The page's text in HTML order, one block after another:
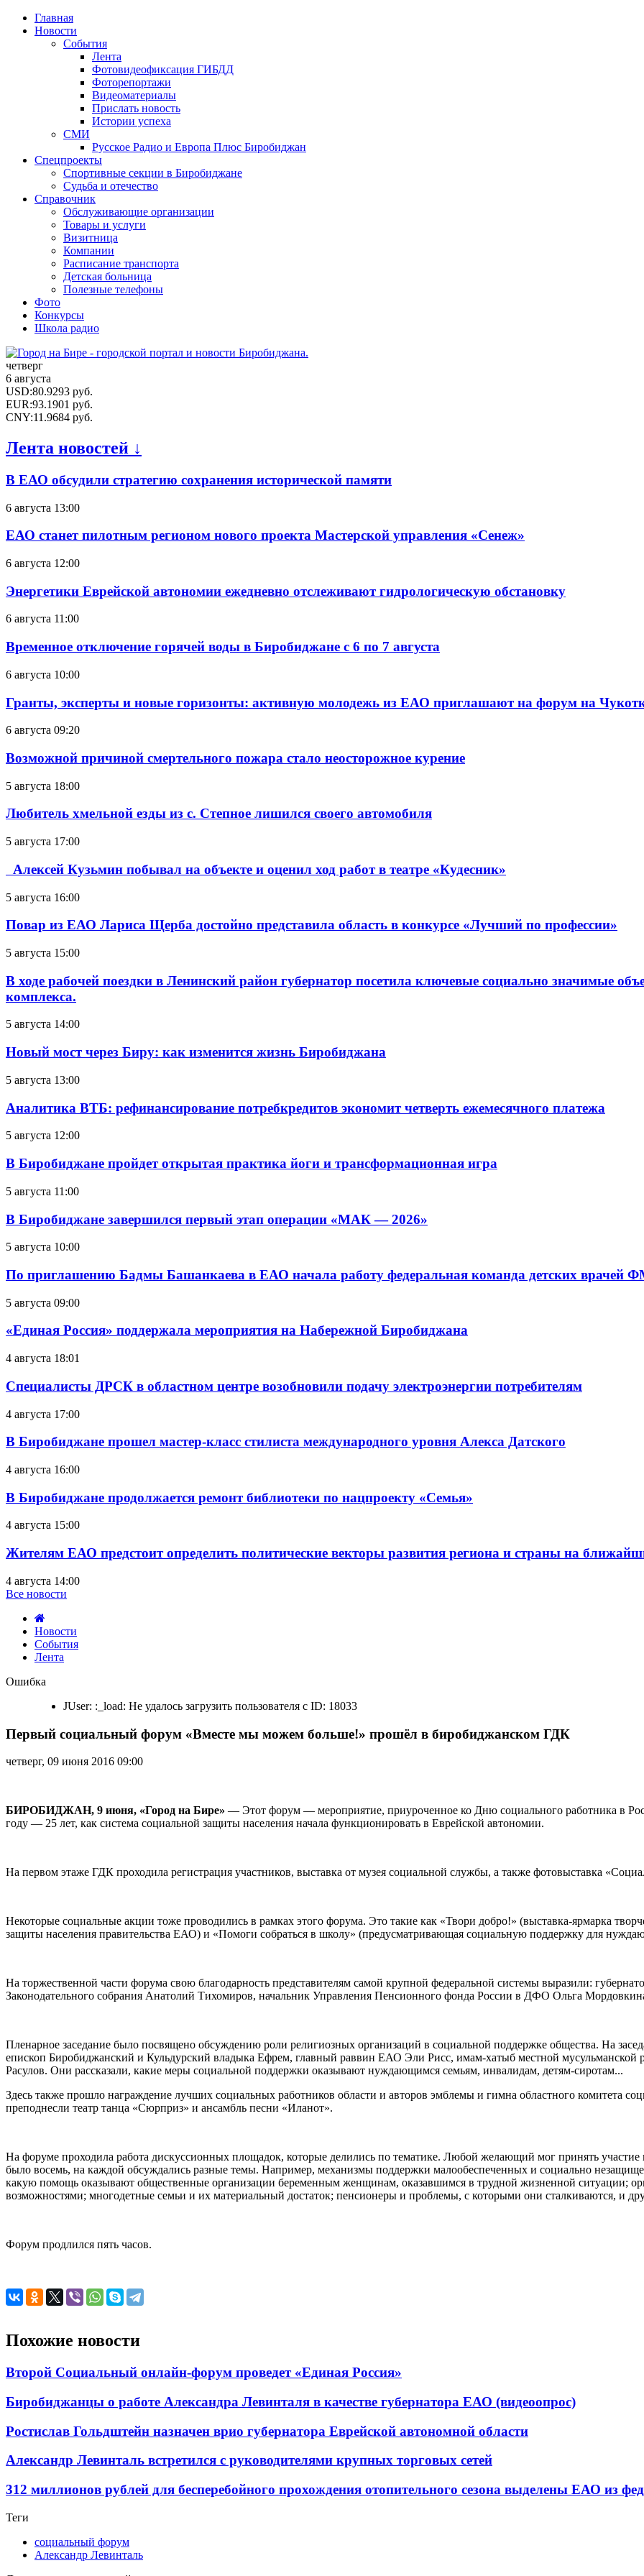
Главная
Новости
События
Лента
Фотовидеофиксация ГИБДД
Фоторепортажи
Видеоматериалы
Прислать новость
Истории успеха
СМИ
Русское Радио и Европа Плюс Биробиджан
Спецпроекты
Спортивные секции в Биробиджане
Судьба и отечество
Справочник
Обслуживающие организации
Товары и услуги
Визитница
Компании
Расписание транспорта
Детская больница
Полезные телефоны
Фото
Конкурсы
Школа радио
четверг
6 августа
USD:80.9293 руб.
EUR:93.1901 руб.
CNY:11.9684 руб.
Лента новостей ↓
В ЕАО обсудили стратегию сохранения исторической памяти
6 августа 13:00
ЕАО станет пилотным регионом нового проекта Мастерской управления «Сенеж»
6 августа 12:00
Энергетики Еврейской автономии ежедневно отслеживают гидрологическую обстановку
6 августа 11:00
Временное отключение горячей воды в Биробиджане с 6 по 7 августа
6 августа 10:00
Гранты, эксперты и новые горизонты: активную молодежь из ЕАО приглашают на форум на
6 августа 09:20
Возможной причиной смертельного пожара стало неосторожное курение
5 августа 18:00
Любитель хмельной езды из с. Степное лишился своего автомобиля
5 августа 17:00
Алексей Кузьмин побывал на объекте и оценил ход работ в театре «Кудесник»
5 августа 16:00
Повар из ЕАО Лариса Щерба достойно представила область в конкурсе «Лучший по профессии»
5 августа 15:00
В ходе рабочей поездки в Ленинский район губернатор посетила ключевые социально значимые
комплекса.
5 августа 14:00
Новый мост через Биру: как изменится жизнь Биробиджана
5 августа 13:00
Аналитика ВТБ: рефинансирование потребкредитов экономит четверть ежемесячного платежа
5 августа 12:00
В Биробиджане пройдет открытая практика йоги и трансформационная игра
5 августа 11:00
В Биробиджане завершился первый этап операции «МАК — 2026»
5 августа 10:00
По приглашению Бадмы Башанкаева в ЕАО начала работу федеральная команда детских врачей
5 августа 09:00
«Единая Россия» поддержала мероприятия на Набережной Биробиджана
4 августа 18:01
Специалисты ДРСК в областном центре возобновили подачу электроэнергии потребителям
4 августа 17:00
В Биробиджане прошел мастер-класс стилиста международного уровня Алекса Датского
4 августа 16:00
В Биробиджане продолжается ремонт библиотеки по нацпроекту «Семья»
4 августа 15:00
Жителям ЕАО предстоит определить политические векторы развития региона и страны на
4 августа 14:00
Все новости
Новости
События
Лента
социальный
«Вместе
можем
прошёл
Ошибка
JUser: :_load: Не удалось загрузить пользователя с ID: 18033
Первый социальный форум «Вместе мы можем больше!» прошёл в биробиджанском ГДК
четверг, 09 июня 2016 09:00
БИРОБИДЖАН, 9 июня, «Город на Бире» — Этот форум — мероприятие, приуроченное ко Дню социального работника в
году — 25 лет, как система социальной защиты населения начала функционировать в Еврейской автономии.
На первом этаже ГДК проходила регистрация участников, выставка от музея социальной службы, а также фотовыставка
Некоторые социальные акции тоже проводились в рамках этого форума. Это такие как «Твори добро!» (выставка-ярмарка
защиты населения правительства ЕАО) и «Помоги собраться в школу» (предусматривающая социальную поддержку для
На торжественной части форума свою благодарность представителям самой крупной федеральной системы выразили:
Законодательного собрания Анатолий Тихомиров, начальник Управления Пенсионного фонда России в ДФО Ольга
Пленарное заседание было посвящено обсуждению роли религиозных организаций в социальной поддержке общества. На
епископ Биробиджанский и Кульдурский владыка Ефрем, главный раввин ЕАО Эли Рисс, имам-хатыб местной мусульманской
Расулов. Они рассказали, какие меры социальной поддержки оказывают нуждающимся семьям, инвалидам, детям-сиротам...
Здесь также прошло награждение лучших социальных работников области и авторов эмблемы и гимна областного комитета
преподнесли театр танца «Сюрприз» и ансамбль песни «Иланот».
На форуме проходила работа дискуссионных площадок, которые делились по тематике. Любой желающий мог принять
было восемь, на каждой обсуждались разные темы. Например, механизмы поддержки малообеспеченных и социально
какую помощь оказывают общественные организации беременным женщинам, оказавшимся в трудной жизненной ситуации;
возможностями; многодетные семьи и их материальный достаток; пенсионеры и проблемы, с которыми они сталкиваются, и
Форум продлился пять часов.
Похожие новости
Второй Социальный онлайн-форум проведет «Единая Россия»
Биробиджанцы о работе Александра Левинталя в качестве губернатора ЕАО (видеоопрос)
Ростислав Гольдштейн назначен врио губернатора Еврейской автономной области
Александр Левинталь встретился с руководителями крупных торговых сетей
312 миллионов рублей для бесперебойного прохождения отопительного сезона выделены ЕАО из
Теги
социальный форум
Александр Левинталь